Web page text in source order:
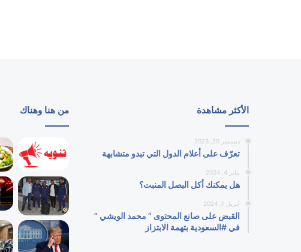
الأكثر مشاهدة
ديسمبر 20, 2023
تعرّف على أعلام الدول التي تبدو متشابهة
يناير 4, 2024
هل يمكنك أكل البصل المنبت؟
أبريل 1, 2024
القبض على صانع المحتوى ” محمد الويشي ”
في #السعودية بتهمة الابتزاز
من هنا وهناك